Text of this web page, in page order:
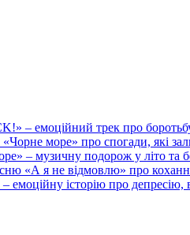
– емоційний трек про
«Чорне море» про спогади, які
– музичну подорож у літо та
«А я не відмовлю» про
емоційну історію про